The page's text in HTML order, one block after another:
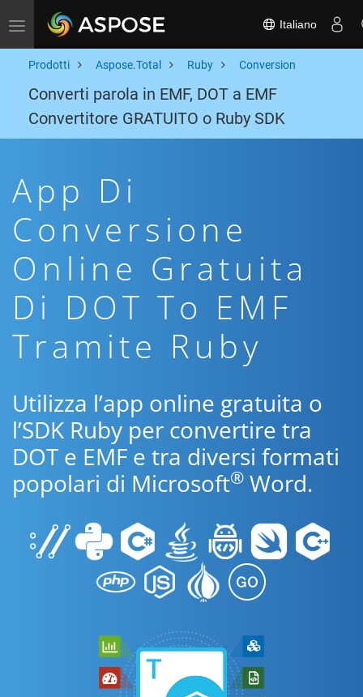
Toggle navigation Italiano
Prodotti Aspose.Total Ruby Conversion
Converti parola in EMF, DOT a EMF
Convertitore GRATUITO o Ruby SDK
App Di
Conversione
Online Gratuita
Di DOT To EMF
Tramite Ruby
Utilizza l’app online gratuita o
l’SDK Ruby per convertire tra
DOT e EMF e tra diversi formati
popolari di Microsoft® Word.